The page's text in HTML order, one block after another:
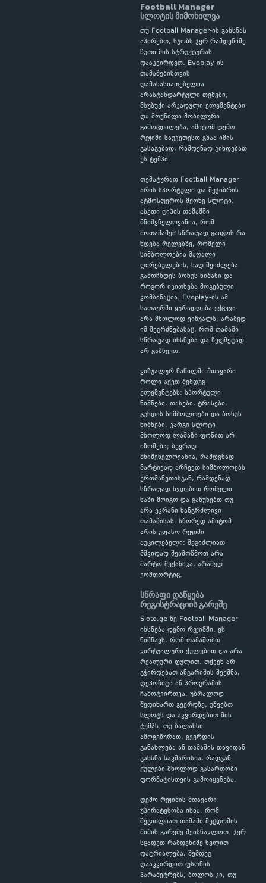
Football Manager
სლოტის მიმოხილვა
თუ Football Manager-ის გახსნას
აპირებთ, სჯობს ჯერ რამდენიმე
წუთი მის სტრუქტურას
დააკვირდეთ. Evoplay-ის
თამაშებისთვის
დამახასიათებელია
არასტანდარტული თემები,
მსუბუქი არკადული ელემენტები
და მოქნილი მობილური
გამოცდილება, ამიტომ დემო
რეჟიმი საუკეთესო გზაა იმის
გასაგებად, რამდენად გიხდებათ
ეს ტემპი.
თემატურად Football Manager
არის სპორტული და შეჯიბრის
ატმოსფეროს მქონე სლოტი.
ასეთი ტიპის თამაშში
მნიშვნელოვანია, რომ
მოთამაშემ სწრაფად გაიგოს რა
ხდება რელებზე, რომელი
სიმბოლოებია მაღალი
ღირებულების, სად შეიძლება
გამოჩნდეს ბონუს ნიშანი და
როგორ იკითხება მოგებული
კომბინაცია. Evoplay-ის ამ
სათაურში ყურადღება ექცევა
არა მხოლოდ ვიზუალს, არამედ
იმ შეგრძნებასაც, რომ თამაში
სწრაფად იხსნება და ზედმეტად
არ გაბნევთ.
ვიზუალურ ნაწილში მთავარი
როლი აქვთ შემდეგ
ელემენტებს: სპორტული
ნიშნები, თასები, ტრასები,
გუნდის სიმბოლოები და ბონუს
ნიშნები. კარგი სლოტი
მხოლოდ ლამაზი ფონით არ
იზომება; ბევრად
მნიშვნელოვანია, რამდენად
მარტივად არჩევთ სიმბოლოებს
ერთმანეთისგან, რამდენად
სწრაფად ხვდებით რომელი
ხაზი მოიგო და გაწუხებთ თუ
არა ეკრანი ხანგრძლივი
თამაშისას. სწორედ ამიტომ
არის უფასო რეჟიმი
აუცილებელი: შეგიძლიათ
მშვიდად შეამოწმოთ არა
მარტო მექანიკა, არამედ
კომფორტიც.
სწრაფი დაწყება
რეგისტრაციის გარეშე
Sloto.ge-ზე Football Manager
იხსნება დემო რეჟიმში. ეს
ნიშნავს, რომ თამაშობთ
ვირტუალური ქულებით და არა
რეალური ფულით. თქვენ არ
გჭირდებათ ანგარიშის შექმნა,
დეპოზიტი ან პროგრამის
ჩამოტვირთვა. უბრალოდ
შედიხართ გვერდზე, უშვებთ
სლოტს და აკვირდებით მის
ტემპს. თუ ბალანსი
ამოგეწურათ, გვერდის
განახლება ან თამაშის თავიდან
გახსნა საკმარისია, რადგან
ქულები მხოლოდ გასართობი
ფორმატისთვის გამოიყენება.
დემო რეჟიმის მთავარი
უპირატესობა ისაა, რომ
შეგიძლიათ თამაში შეცდომის
შიშის გარეშე შეისწავლოთ. ჯერ
სცადეთ რამდენიმე ხელით
დატრიალება, შემდეგ
დააკვირდით ფსონის
პარამეტრებს, ბოლოს კი, თუ